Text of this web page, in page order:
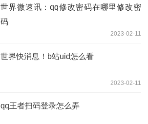
世界微速讯：qq修改密码在哪里修改密
码
2023-02-11
世界快消息！b站uid怎么看
2023-02-11
qq王者扫码登录怎么弄